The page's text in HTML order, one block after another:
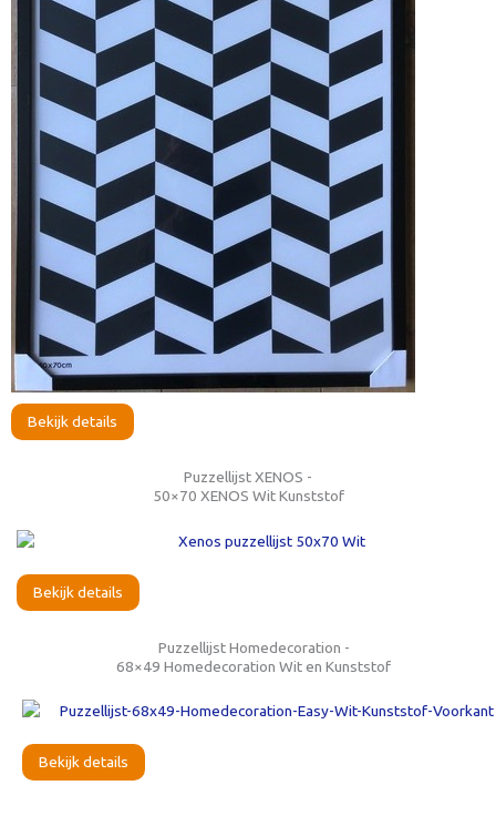
Bekijk details
Puzzellijst XENOS -
50×70 XENOS Wit Kunststof
Bekijk details
Puzzellijst Homedecoration -
68×49 Homedecoration Wit en Kunststof
Bekijk details